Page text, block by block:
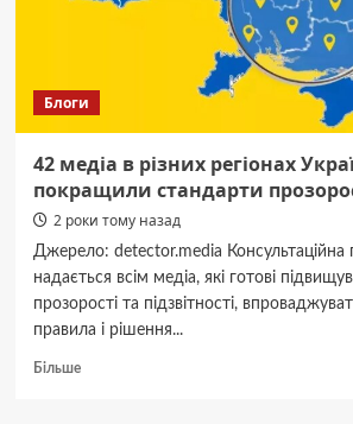
Блоги
42 медіа в різних регіонах
покращили стандарти
2 роки тому назад
Джерело: detector.media Консультаційна
надається всім медіа, які готові
прозорості та підзвітності,
правила і рішення...
БільшеДокладніше